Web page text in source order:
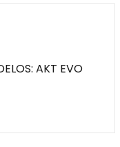
AKT EVO